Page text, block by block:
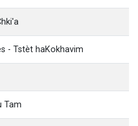
- Tstèt haKokhavim
Tam